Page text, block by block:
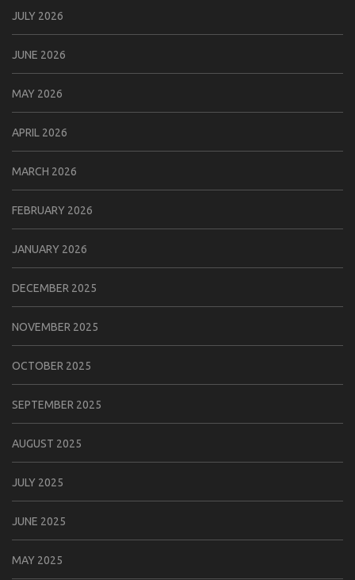
JULY 2026
JUNE 2026
MAY 2026
APRIL 2026
MARCH 2026
FEBRUARY 2026
JANUARY 2026
DECEMBER 2025
NOVEMBER 2025
OCTOBER 2025
SEPTEMBER 2025
AUGUST 2025
JULY 2025
JUNE 2025
MAY 2025